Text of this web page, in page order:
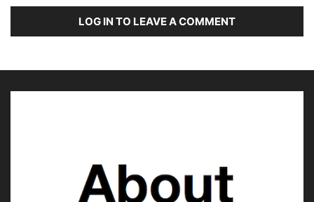
LOG IN TO LEAVE A COMMENT